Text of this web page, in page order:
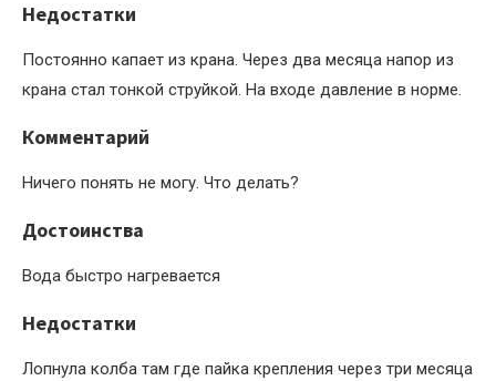
Недостатки
Постоянно капает из крана. Через два месяца напор из
крана стал тонкой струйкой. На входе давление в норме.
Комментарий
Ничего понять не могу. Что делать?
Достоинства
Вода быстро нагревается
Недостатки
Лопнула колба там где пайка крепления через три месяца